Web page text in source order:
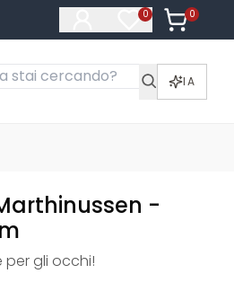
0
Articoli nella
0
Articoli
IA
-
per gli occhi!